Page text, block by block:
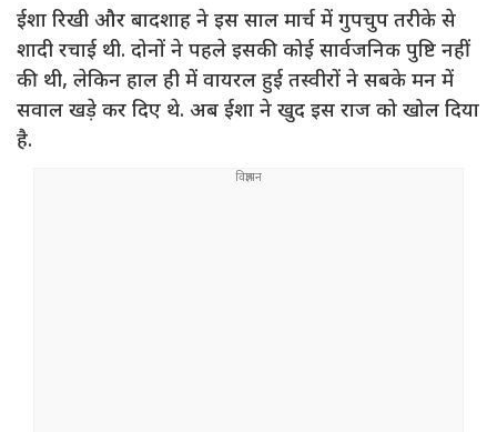
ईशा रिखी और बादशाह ने इस साल मार्च में गुपचुप तरीके से
शादी रचाई थी. दोनों ने पहले इसकी कोई सार्वजनिक पुष्टि नहीं
की थी, लेकिन हाल ही में वायरल हुई तस्वीरों ने सबके मन में
सवाल खड़े कर दिए थे. अब ईशा ने खुद इस राज को खोल दिया
है.